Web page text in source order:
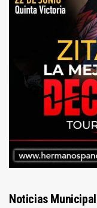
Noticias